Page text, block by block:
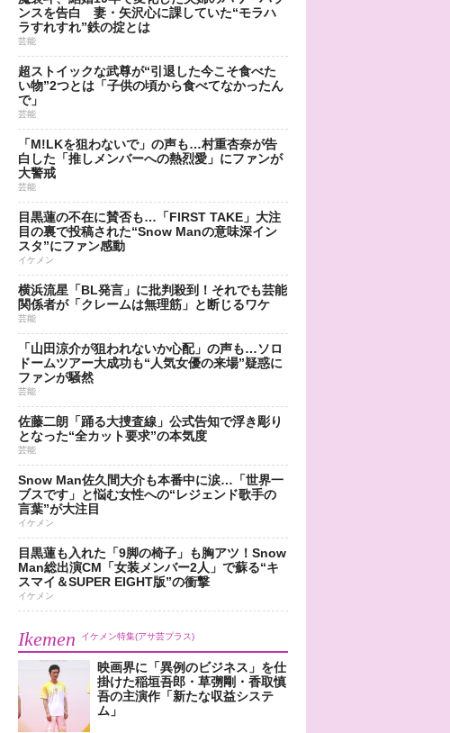
ンスを告白 妻・矢沢心に課していた“モラハ
ラすれすれ”鉄の掟とは
芸能
超ストイックな武尊が“引退した今こそ食べた
い物”2つとは「子供の頃から食べてなかったん
で」
芸能
「M!LKを狙わないで」の声も…村重杏奈が告
白した「推しメンバーへの熱烈愛」にファンが
大警戒
芸能
目黒蓮の不在に賛否も…「FIRST TAKE」大注
目の裏で投稿された“Snow Manの意味深イン
スタ”にファン感動
イケメン
横浜流星「BL発言」に批判殺到！それでも芸能
関係者が「クレームは無理筋」と断じるワケ
芸能
「山田涼介が狙われないか心配」の声も…ソロ
ドームツアー大成功も“人気女優の来場”疑惑に
ファンが騒然
芸能
佐藤二朗「踊る大捜査線」公式告知で浮き彫り
となった“全カット要求”の本気度
芸能
Snow Man佐久間大介も本番中に涙…「世界一
ブスです」と悩む女性への“レジェンド歌手の
言葉”が大注目
イケメン
目黒蓮も入れた「9脚の椅子」も胸アツ！Snow
Man総出演CM「女装メンバー2人」で蘇る“キ
スマイ＆SUPER EIGHT版”の衝撃
イケメン
Ikemen イケメン特集(アサ芸プラス)
映画界に「異例のビジネス」を仕
掛けた稲垣吾郎・草彅剛・香取慎
吾の主演作「新たな収益システ
ム」